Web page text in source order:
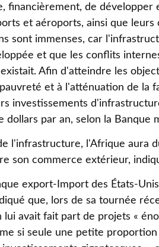
financièrement, de développer
et aéroports, ainsi que leurs
sont immenses, car
et que les conflits
Afin d'atteindre les
et à l'atténuation de la
investissements
dollars par an, selon la Banque
l'infrastructure, l'Afrique aura
son commerce extérieur,
export-Import des États-
que, lors de sa tournée
lui avait fait part de projets «
si seule une petite